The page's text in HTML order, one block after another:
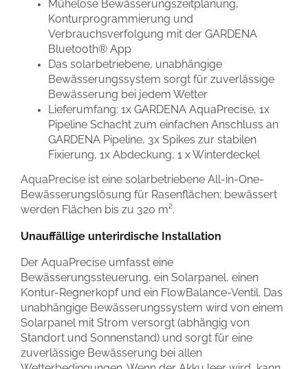
Mühelose Bewässerungszeitplanung,
Konturprogrammierung und
Verbrauchsverfolgung mit der GARDENA
Bluetooth® App
Das solarbetriebene, unabhängige
Bewässerungssystem sorgt für zuverlässige
Bewässerung bei jedem Wetter
Lieferumfang: 1x GARDENA AquaPrecise, 1x
Pipeline Schacht zum einfachen Anschluss an
GARDENA Pipeline, 3x Spikes zur stabilen
Fixierung, 1x Abdeckung, 1 x Winterdeckel
AquaPrecise ist eine solarbetriebene All-in-One-
Bewässerungslösung für Rasenflächen; bewässert
werden Flächen bis zu 320 m².
Unauffällige unterirdische Installation
Der AquaPrecise umfasst eine
Bewässerungssteuerung, ein Solarpanel, einen
Kontur-Regnerkopf und ein FlowBalance-Ventil. Das
unabhängige Bewässerungssystem wird von einem
Solarpanel mit Strom versorgt (abhängig von
Standort und Sonnenstand) und sorgt für eine
zuverlässige Bewässerung bei allen